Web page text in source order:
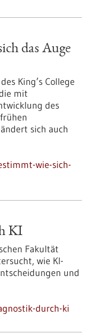
das Auge
King’s College
mit
des
sich auch
wie-sich-
KI
Fakultät
wie KI-
und
durch-ki